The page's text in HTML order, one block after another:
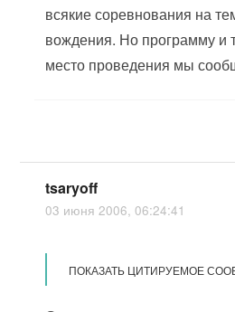
всякие соревнования на
вождения. Но программу и
место проведения мы
tsaryoff
03 июня 2006, 06:24:41
ПОКАЗАТЬ ЦИТИРУЕМОЕ